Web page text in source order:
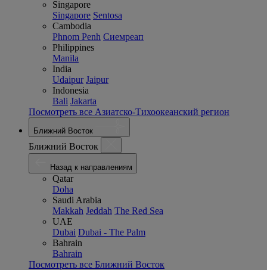
Singapore
Singapore Sentosa
Cambodia
Phnom Penh Сиемреап
Philippines
Manila
India
Udaipur Jaipur
Indonesia
Bali Jakarta
Посмотреть все Азиатско-Тихоокеанский регион
Ближний Восток
Ближний Восток
Назад к направлениям
Qatar
Doha
Saudi Arabia
Makkah Jeddah The Red Sea
UAE
Dubai Dubai - The Palm
Bahrain
Bahrain
Посмотреть все Ближний Восток